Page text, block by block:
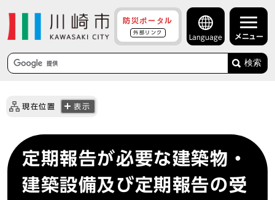
防災ポータル
外部リンク
Language メニュー
検索
現在位置 表示
定期報告が必要な建築物・
建築設備及び定期報告の受